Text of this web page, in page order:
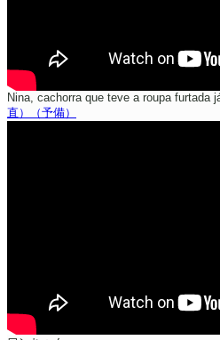
Nina, cachorra que teve a roupa furtada
直）
（予備）